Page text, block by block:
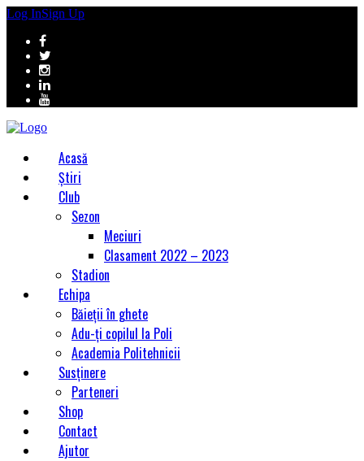
Log InSign Up
Acasă
Știri
Club
Sezon
Meciuri
Clasament 2022 – 2023
Stadion
Echipa
Băieții în ghete
Adu-ți copilul la Poli
Academia Politehnicii
Susținere
Parteneri
Shop
Contact
Ajutor